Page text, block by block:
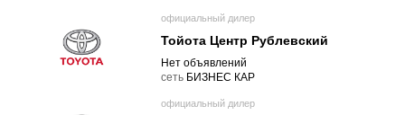
официальный дилер
Тойота Центр Рублевский
Нет объявлений
cеть БИЗНЕС КАР
официальный дилер